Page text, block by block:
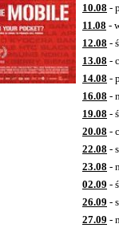
10.08 -
11.08 -
12.08 -
13.08 -
14.08 -
16.08 -
19.08 -
20.08 -
22.08 -
23.08 -
02.09 -
26.09 -
27.09 -